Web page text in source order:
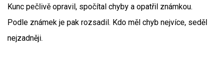
Kunc pečlivě opravil, spočítal chyby a opatřil známkou.
Podle známek je pak rozsadil. Kdo měl chyb nejvíce, seděl
nejzadněji.